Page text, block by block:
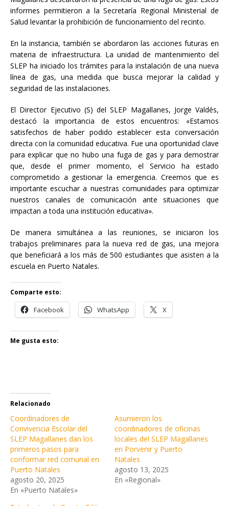
informes permitieron a la Secretaría Regional Ministerial de
Salud levantar la prohibición de funcionamiento del recinto.
En la instancia, también se abordaron las acciones futuras en
materia de infraestructura. La unidad de mantenimiento del
SLEP ha iniciado los trámites para la instalación de una nueva
línea de gas, una medida que busca mejorar la calidad y
seguridad de las instalaciones.
El Director Ejecutivo (S) del SLEP Magallanes, Jorge Valdés,
destacó la importancia de estos encuentros: «Estamos
satisfechos de haber podido establecer esta conversación
directa con la comunidad educativa. Fue una oportunidad clave
para explicar que no hubo una fuga de gas y para demostrar
que, desde el primer momento, el Servicio ha estado
comprometido a gestionar la emergencia. Creemos que es
importante escuchar a nuestras comunidades para optimizar
nuestros canales de comunicación ante situaciones que
impactan a toda una institución educativa».
De manera simultánea a las reuniones, se iniciaron los
trabajos preliminares para la nueva red de gas, una mejora
que beneficiará a los más de 500 estudiantes que asisten a la
escuela en Puerto Natales.
Comparte esto:
Facebook WhatsApp X
Me gusta esto:
Relacionado
Coordinadores de
Convivencia Escolar del
SLEP Magallanes dan los
primeros pasos para
conformar red comunal en
Puerto Natales
agosto 20, 2025
En «Puerto Natales»
Asumieron los
coordinadores de oficinas
locales del SLEP Magallanes
en Porvenir y Puerto
Natales
agosto 13, 2025
En «Regional»